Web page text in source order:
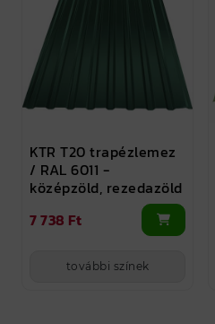
KTR T20 trapézlemez
/ RAL 6011 -
középzöld, rezedazöld
7 738 Ft
további színek